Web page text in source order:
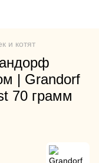
и котят
| Grandorf
70 грамм